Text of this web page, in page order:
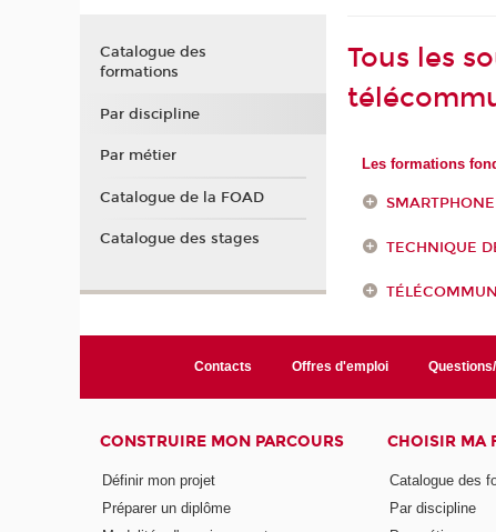
Tous les
Les formations
SMARTPHONE
TECHNIQUE
Catalogue des
formations
Par discipline
Par métier
Catalogue de la FOAD
Catalogue des stages
Contacts Offres d'emploi
CONSTRUIRE MON PARCOURS
Définir mon projet
Préparer un diplôme
CHOISIR MA
Catalogue des
Par discipline